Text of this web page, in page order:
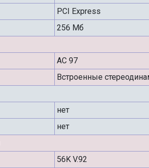
PCI Express
256 Мб
AC 97
Встроенные
нет
нет
56K V.92